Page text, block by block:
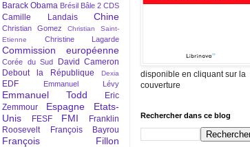
Barack Obama Brésil Bâle 2 CDS
Camille Landais Chine
Christian Gomez
Christian Saint-
Etienne
Christine Lagarde
Commission européenne
Corée du Sud
David Cameron
Debout la République
Dexia
EDF Emmanuel Lévy
Emmanuel Todd
Eric
Zemmour
Espagne
Etats-
Unis
FESF FMI
Franklin
Roosevelt
François Bayrou
François Fillon
disponible en cliquant sur la
couverture
Rechercher dans ce blog